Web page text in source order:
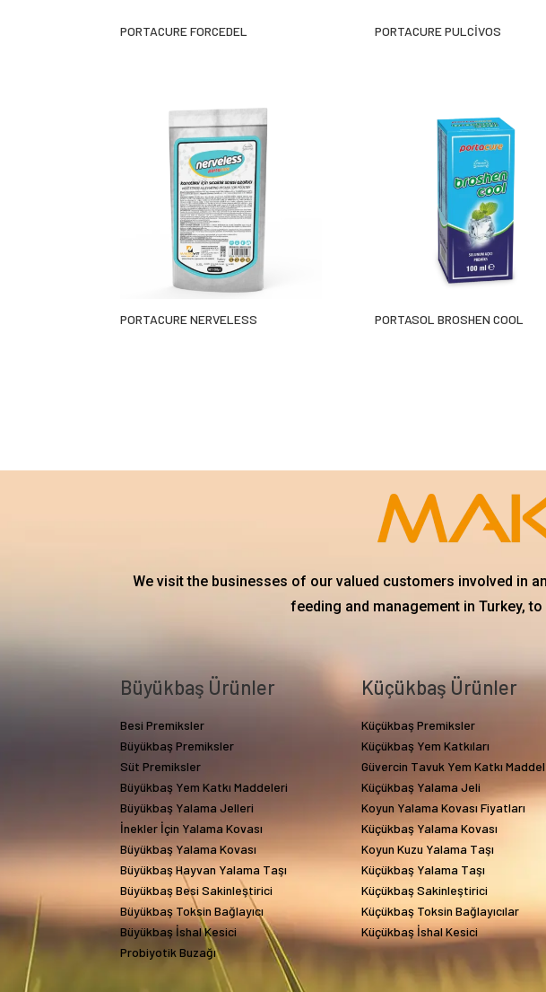
PORTACURE FORCEDEL PORTACURE PULCİVOS
PORTACURE NERVELESS PORTASOL BROSHEN COOL
We visit the businesses of our valued customers involved in
feeding and management in Turkey,
Büyükbaş Ürünler
Besi Premiksler
Büyükbaş Premiksler
Süt Premiksler
Büyükbaş Yem Katkı Maddeleri
Büyükbaş Yalama Jelleri
İnekler İçin Yalama Kovası
Büyükbaş Yalama Kovası
Büyükbaş Hayvan Yalama Taşı
Büyükbaş Besi Sakinleştirici
Büyükbaş Toksin Bağlayıcı
Büyükbaş İshal Kesici
Probiyotik Buzağı
Küçükbaş Ürünler
Küçükbaş Premiksler
Küçükbaş Yem Katkıları
Güvercin Tavuk Yem Katkı
Küçükbaş Yalama Jeli
Koyun Yalama Kovası Fiyatları
Küçükbaş Yalama Kovası
Koyun Kuzu Yalama Taşı
Küçükbaş Yalama Taşı
Küçükbaş Sakinleştirici
Küçükbaş Toksin Bağlayıcılar
Küçükbaş İshal Kesici